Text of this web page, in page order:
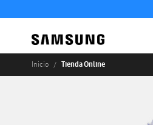
Inicio Tienda Online